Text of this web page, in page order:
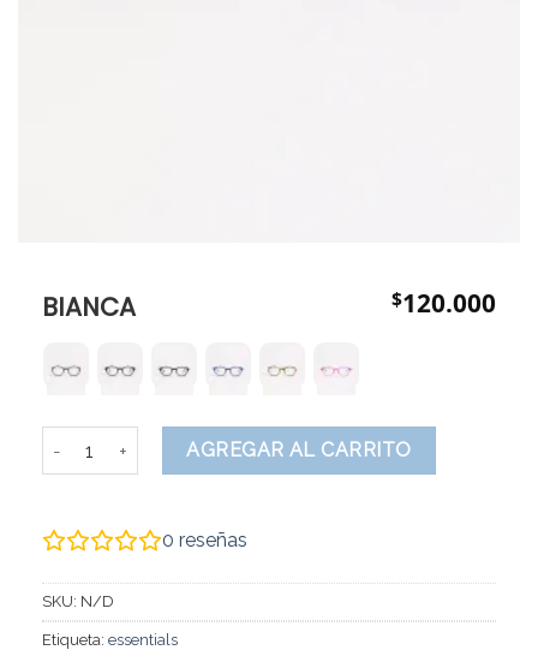
BIANCA $120.000
AGREGAR AL CARRITO
0 reseñas
SKU: N/D
Etiqueta: essentials